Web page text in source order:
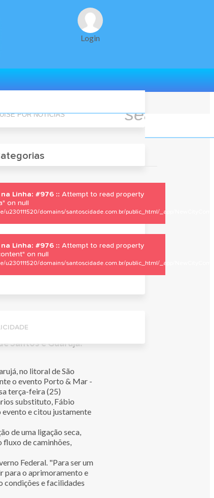
Login
Santos e Guarujá.
no litoral de São
o evento Porto & Mar -
terça-feira (25)
substituto, Fábio
e citou justamente
de uma ligação seca,
fluxo de caminhões,
Federal. "Para ser um
para o aprimoramento e
condições e facilidades
search
na Linha: #976 :: Attempt to read property
on null
u230111520/domains/santoscidade.com.br/public_html/_app/
na Linha: #976 :: Attempt to read property
on null
u230111520/domains/santoscidade.com.br/public_html/_app/